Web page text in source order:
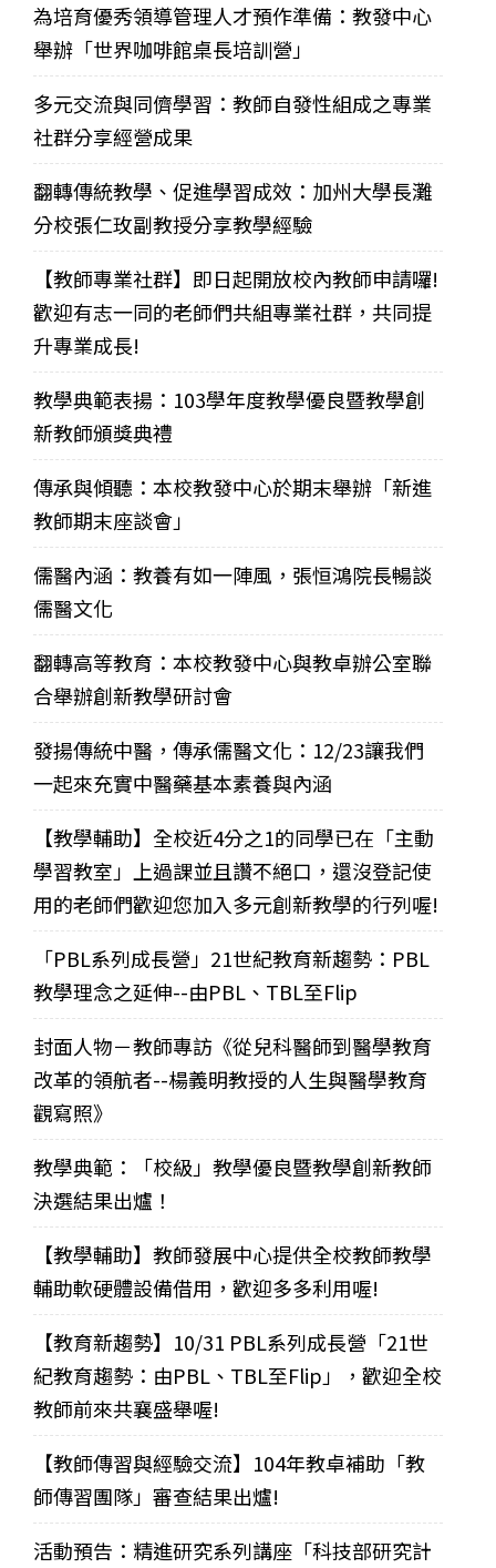
為培育優秀領導管理人才預作準備：教發中心
舉辦「世界咖啡館桌長培訓營」
多元交流與同儕學習：教師自發性組成之專業
社群分享經營成果
翻轉傳統教學、促進學習成效：加州大學長灘
分校張仁玫副教授分享教學經驗
【教師專業社群】即日起開放校內教師申請囉!
歡迎有志一同的老師們共組專業社群，共同提
升專業成長!
教學典範表揚：103學年度教學優良暨教學創
新教師頒獎典禮
傳承與傾聽：本校教發中心於期末舉辦「新進
教師期末座談會」
儒醫內涵：教養有如一陣風，張恒鴻院長暢談
儒醫文化
翻轉高等教育：本校教發中心與教卓辦公室聯
合舉辦創新教學研討會
發揚傳統中醫，傳承儒醫文化：12/23讓我們
一起來充實中醫藥基本素養與內涵
【教學輔助】全校近4分之1的同學已在「主動
學習教室」上過課並且讚不絕口，還沒登記使
用的老師們歡迎您加入多元創新教學的行列喔!
「PBL系列成長營」21世紀教育新趨勢：PBL
教學理念之延伸--由PBL、TBL至Flip
封面人物－教師專訪《從兒科醫師到醫學教育
改革的領航者--楊義明教授的人生與醫學教育
觀寫照》
教學典範：「校級」教學優良暨教學創新教師
決選結果出爐！
【教學輔助】教師發展中心提供全校教師教學
輔助軟硬體設備借用，歡迎多多利用喔!
【教育新趨勢】10/31 PBL系列成長營「21世
紀教育趨勢：由PBL、TBL至Flip」，歡迎全校
教師前來共襄盛舉喔!
【教師傳習與經驗交流】104年教卓補助「教
師傳習團隊」審查結果出爐!
活動預告：精進研究系列講座「科技部研究計